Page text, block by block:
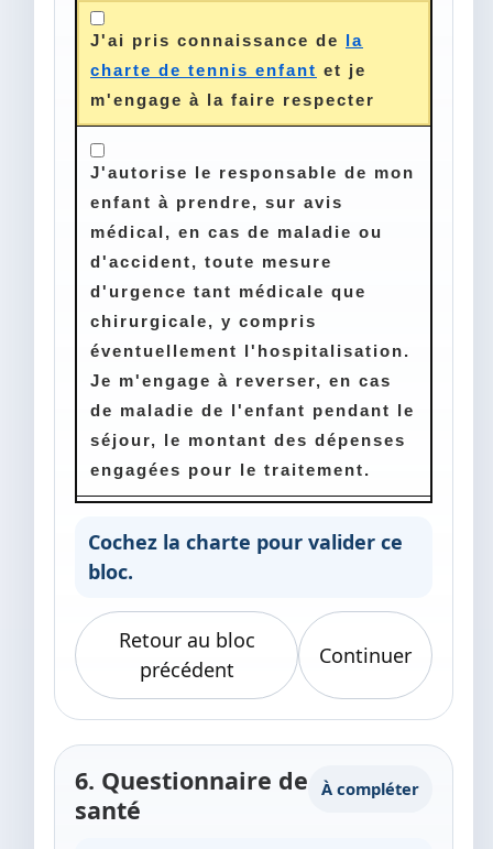
J'ai pris connaissance de la
charte de tennis enfant et je
m'engage à la faire respecter
J'autorise le responsable de mon
enfant à prendre, sur avis
médical, en cas de maladie ou
d'accident, toute mesure
d'urgence tant médicale que
chirurgicale, y compris
éventuellement l'hospitalisation.
Je m'engage à reverser, en cas
de maladie de l'enfant pendant le
séjour, le montant des dépenses
engagées pour le traitement.
Cochez la charte pour valider ce
bloc.
Retour au bloc
précédent
Continuer
6. Questionnaire de
santé
À compléter